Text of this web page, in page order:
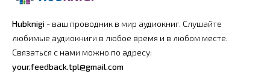
Hubknigi - ваш проводник в мир аудиокниг. Слушайте
любимые аудиокниги в любое время и в любом месте.
Связаться с нами можно по адресу:
your.feedback.tpl@gmail.com